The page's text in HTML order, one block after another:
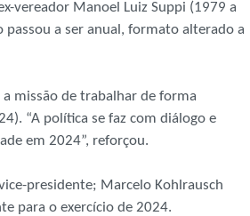
vereador Manoel Luiz Suppi (1979 a
a ser anual, formato alterado a
missão de trabalhar de forma
“A política se faz com diálogo e
em 2024”, reforçou.
presidente; Marcelo Kohlrausch
para o exercício de 2024.